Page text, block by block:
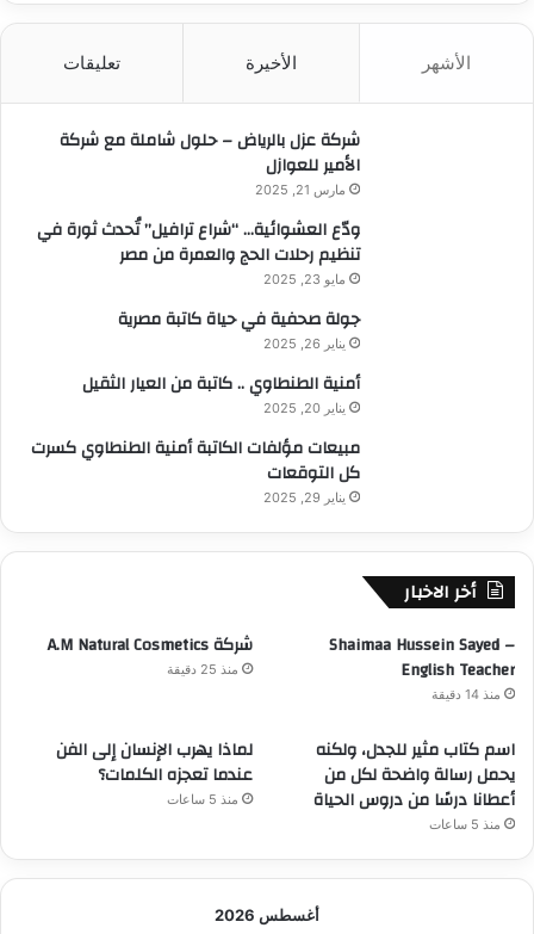
الأشهر الأخيرة تعليقات
شركة عزل بالرياض – حلول شاملة مع شركة
الأمير للعوازل
مارس 21, 2025
ودّع العشوائية… “شراع ترافيل” تُحدث ثورة في
تنظيم رحلات الحج والعمرة من مصر
مايو 23, 2025
جولة صحفية في حياة كاتبة مصرية
يناير 26, 2025
أمنية الطنطاوي .. كاتبة من العيار الثقيل
يناير 20, 2025
مبيعات مؤلفات الكاتبة أمنية الطنطاوي كسرت
كل التوقعات
يناير 29, 2025
أخر الاخبار
Shaimaa Hussein Sayed –
English Teacher
منذ 14 دقيقة
شركة A.M Natural Cosmetics
منذ 25 دقيقة
​اسم كتاب مثير للجدل، ولكنه
يحمل رسالة واضحة لكل من
أعطانا درسًا من دروس الحياة
منذ 5 ساعات
لماذا يهرب الإنسان إلى الفن
عندما تعجزه الكلمات؟
منذ 5 ساعات
أغسطس 2026